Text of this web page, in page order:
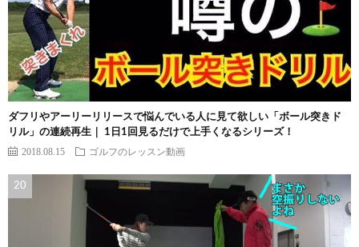
ダフリやアーリーリリースで悩んでいる人に見て欲しい「ボール突きド
リル」の連続再生｜ 1日1回見るだけで上手くなるシリーズ！
2018.08.15 ゴルフのレッスン動画